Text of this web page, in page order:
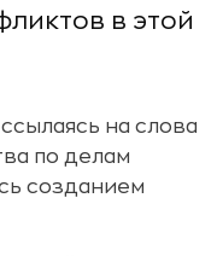
в этой
на слова
по делам
созданием